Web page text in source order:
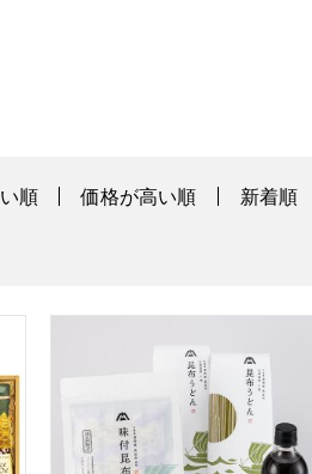
順 価格が高い順 新着順